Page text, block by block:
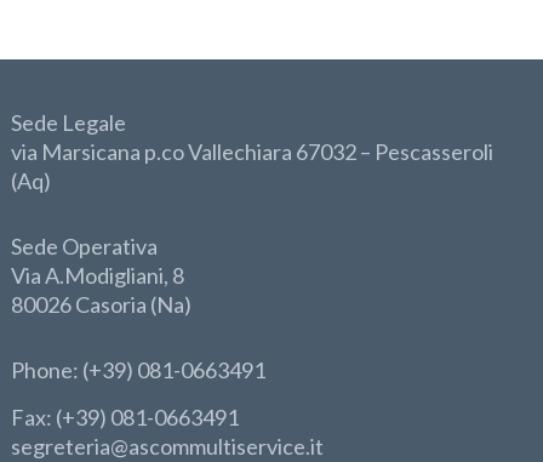
Sede Legale
via Marsicana p.co Vallechiara 67032 – Pescasseroli
(Aq)
Sede Operativa
Via A.Modigliani, 8
80026 Casoria (Na)
Phone: (+39) 081-0663491
Fax: (+39) 081-0663491
segreteria@ascommultiservice.it